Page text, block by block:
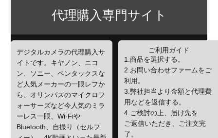
代理購入専門サイト
デジタルカメラの代理購入サ
イトです。キヤノン、ニコ
ン、ソニー、ペンタックスな
ど人気メーカーの一眼レフか
ら、オリンパスのマイクロフ
ォーサーズなど今人気のミラ
ーレス一眼、Wi-Fiや
Bluetooth、自撮り（セルフ
ご利用ガイド
1.商品を選択する。
2.お問い合わせファームをご
利用。
3.弊社担当より金額と代理費
用などを返信する。
4.ご検討の上、届け先を
ご返信いただき、ご注文完
了。